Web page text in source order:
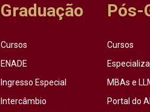
Graduação
Cursos
ENADE
Ingresso Especial
Intercâmbio
Pós-
Cursos
MBAs e
Portal do